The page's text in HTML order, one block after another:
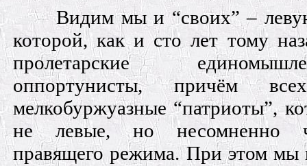
Видим мы и “своих” –
которой, как и сто лет тому
пролетарские
оппортунисты, причём
мелкобуржуазные “патриоты”,
не левые, но несомненно
правящего режима. При этом мы